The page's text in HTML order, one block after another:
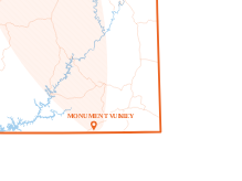
MONUMENTVUNLLEY